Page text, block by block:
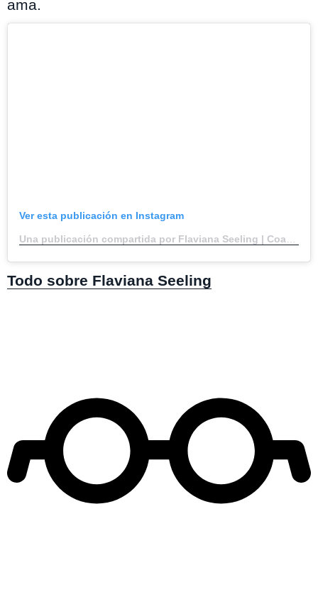
ama.
Ver esta publicación en Instagram
Todo sobre Flaviana Seeling